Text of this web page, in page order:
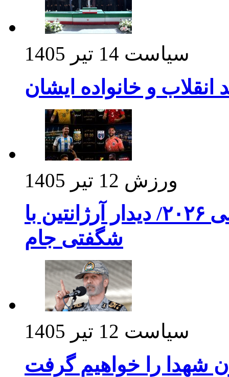
سیاست 14 تیر 1405
انقلاب و خانواده ایشان
ورزش 12 تیر 1405
برنامه بازی های امشب جام جهانی ۲۰۲۶/ دیدار آرژانتین با
شگفتی جام
سیاست 12 تیر 1405
شهدا را خواهیم گرفت